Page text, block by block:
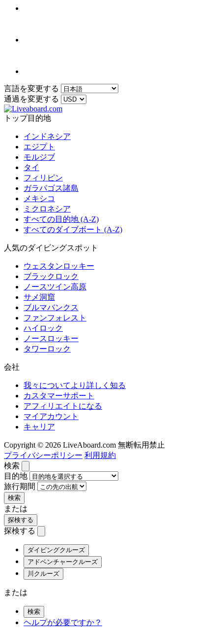
言語を変更する
通過を変更する
トップ目的地
インドネシア
エジプト
モルジブ
タイ
フィリピン
ガラパゴス諸島
メキシコ
ミクロネシア
すべての目的地 (A-Z)
すべてのダイブボート (A-Z)
人気のダイビングスポット
ウェスタンロッキー
ブラックロック
ノースツイン高原
サメ洞窟
ブルマバンクス
ファンフォレスト
ハイロック
ノースロッキー
タワーロック
会社
我々についてより詳しく知る
カスタマーサポート
アフィリエイトになる
マイアカウント
キャリア
Copyright © 2026 LiveAboard.com 無断転用禁止
プライバシーポリシー 利用規約
検索
目的地
旅行期間
検索
または
探検する
探検する
ダイビングクルーズ
アドベンチャークルーズ
川クルーズ
または
検索
ヘルプが必要ですか？